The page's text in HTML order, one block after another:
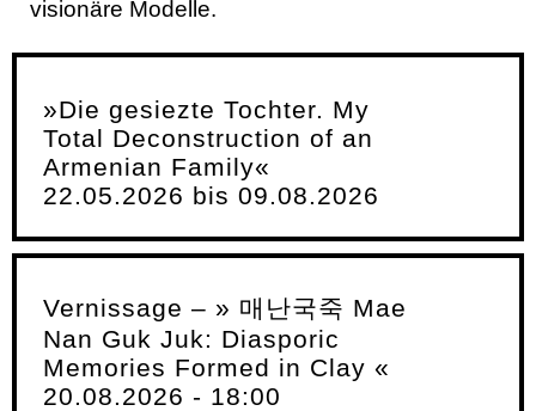
visionäre Modelle.
»Die gesiezte Tochter. My
Total Deconstruction of an
Armenian Family«
22.05.2026 bis 09.08.2026
Vernissage – » 매난국죽 Mae
Nan Guk Juk: Diasporic
Memories Formed in Clay «
20.08.2026 - 18:00